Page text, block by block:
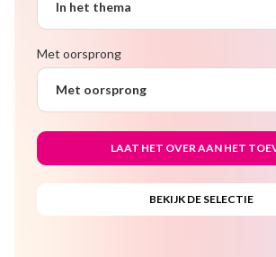
In het thema
Met oorsprong
Met oorsprong